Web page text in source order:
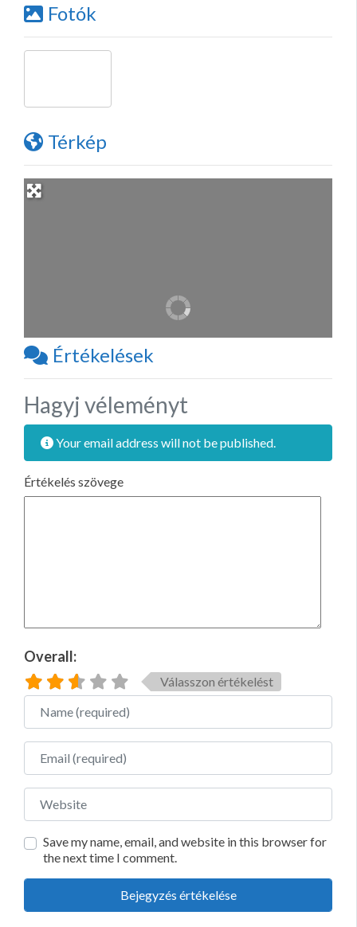
Fotók
Térkép
Értékelések
Hagyj véleményt
Your email address will not be published.
Értékelés szövege
Overall:
Válasszon értékelést
Name
Email
Website
Save my name, email, and website in this browser for
the next time I comment.